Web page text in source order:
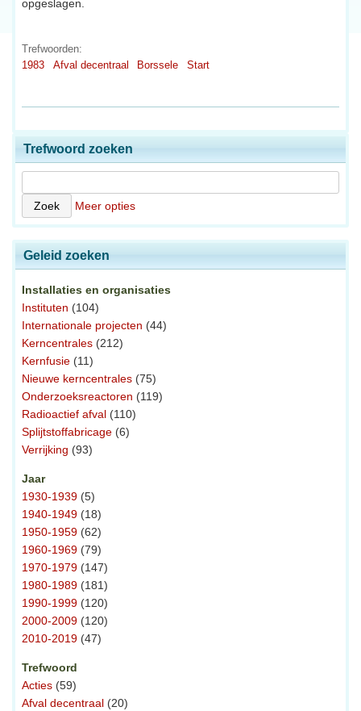
opgeslagen.
Trefwoorden:
1983
Afval decentraal Borssele Start
Trefwoord zoeken
Meer opties
Geleid zoeken
Installaties en organisaties
Instituten (104)
Internationale projecten (44)
Kerncentrales (212)
Kernfusie (11)
Nieuwe kerncentrales (75)
Onderzoeksreactoren (119)
Radioactief afval (110)
Splijtstoffabricage (6)
Verrijking (93)
Jaar
1930-1939 (5)
1940-1949 (18)
1950-1959 (62)
1960-1969 (79)
1970-1979 (147)
1980-1989 (181)
1990-1999 (120)
2000-2009 (120)
2010-2019 (47)
Trefwoord
Acties (59)
Afval decentraal (20)